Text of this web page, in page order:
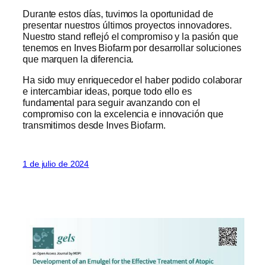
Durante estos días, tuvimos la oportunidad de
presentar nuestros últimos proyectos innovadores.
Nuestro stand reflejó el compromiso y la pasión que
tenemos en Inves Biofarm por desarrollar soluciones
que marquen la diferencia.
Ha sido muy enriquecedor el haber podido colaborar
e intercambiar ideas, porque todo ello es
fundamental para seguir avanzando con el
compromiso con la excelencia e innovación que
transmitimos desde Inves Biofarm.
1 de julio de 2024